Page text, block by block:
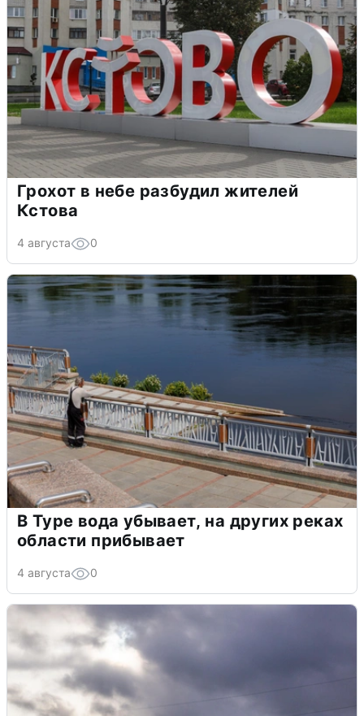
Грохот в небе разбудил жителей
Кстова
4 августа 0
В Туре вода убывает, на других реках
области прибывает
4 августа 0